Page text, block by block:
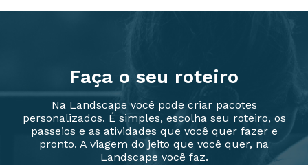
Faça o seu roteiro
Na Landscape você pode criar pacotes
personalizados. É simples, escolha seu roteiro, os
passeios e as atividades que você quer fazer e
pronto. A viagem do jeito que você quer, na
Landscape você faz.